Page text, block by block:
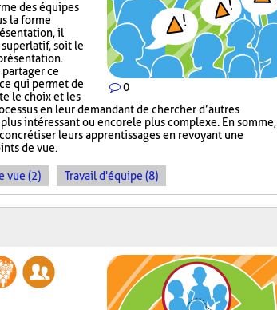
0
des équipes
la forme
il
soit le
ce
qui permet de
le choix et les
en leur demandant de chercher d’autres
intéressant ou encore le plus complexe. En somme,
leurs apprentissages en revoyant une
de vue.
vue (2) Travail d'équipe (8)